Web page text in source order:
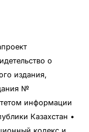
о
издания,
№
информации
Казахстан •